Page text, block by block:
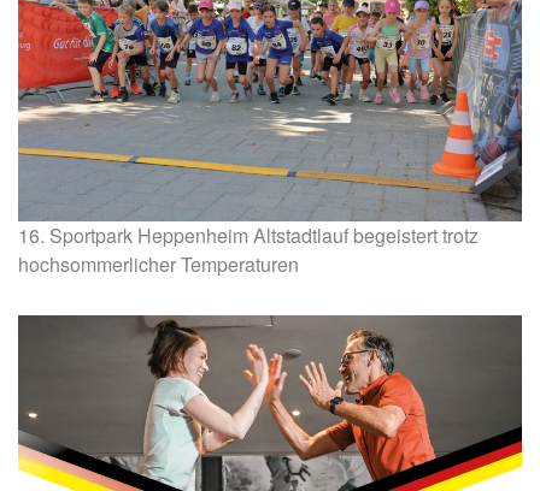
16. Sportpark Heppenheim Altstadtlauf begeistert trotz
hochsommerlicher Temperaturen